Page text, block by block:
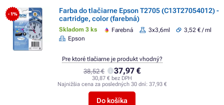
- 1%
Farba do tlačiarne Epson T2705 (C13T27054012) -
cartridge, color (farebná)
Skladom 3 ks Farebná 3x3,6ml
3,52 € / ml
Epson
38,52 € 37,97 €
30,87 € bez DPH
Najnižšia cena za posledných 30 dní: 37,93 €
Do košíka
Pre ktoré tlačiarne je produkt vhodný?